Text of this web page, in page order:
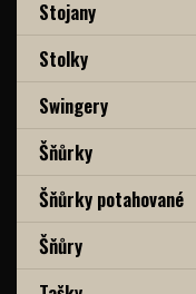
Stojany
Stolky
Swingery
Šňůrky
Šňůrky potahované
Šňůry